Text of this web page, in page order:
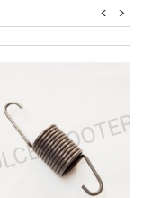
>
<